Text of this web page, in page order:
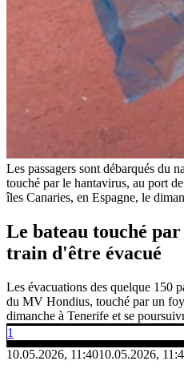
Les passagers sont débarqués du
touché par le hantavirus, au port
îles Canaries, en Espagne, le
Le bateau touché
train d'être évacué
Les évacuations des quelque 150
du MV Hondius, touché par un
dimanche à Tenerife et se
1
10.05.2026, 11:4010.05.2026,